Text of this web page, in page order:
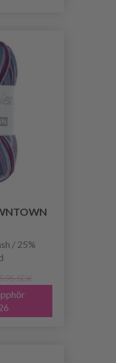
/ 25%
SEK